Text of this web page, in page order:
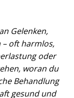
Gelenken,
– oft harmlos,
oder
woran du
Behandlung
gesund und